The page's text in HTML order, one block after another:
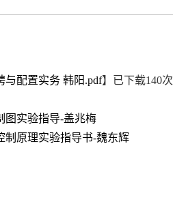
与配置实务 韩阳.pdf】已下载140次
图实验指导-盖兆梅
制原理实验指导书-魏东辉